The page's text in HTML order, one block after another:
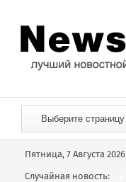
Пятница, 7 Августа 2026
Случайная новость: